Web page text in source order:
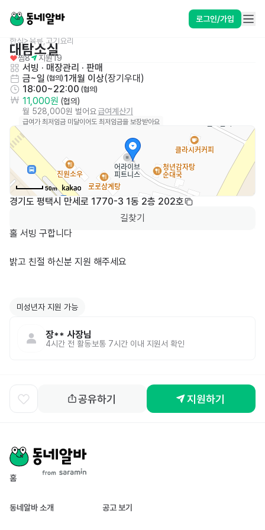
로그인/가입
한식>육류,고기요리
대탐소실
찜8 지원19
서빙 · 매장관리 · 판매
금~일 (협의) 1개월 이상(장기우대 )
18:00~22:00 (협의)
11,000원 (협의)
월 528,000원 벌어요급여계산기
급여가 최저임금 미달이어도 최저임금을 보장받아요
50m
경기도 평택시 만세로 1770-3 1동 2층 202호
길찾기
홀 서빙 구합니다
밝고 친절 하신분 지원 해주세요
미성년자 지원 가능
장** 사장님
4시간 전 활동 보통 7시간 이내 지원서 확인
공유하기 지원하기
홈
동네알바 소개 공고 보기